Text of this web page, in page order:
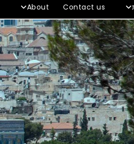
About Contact us